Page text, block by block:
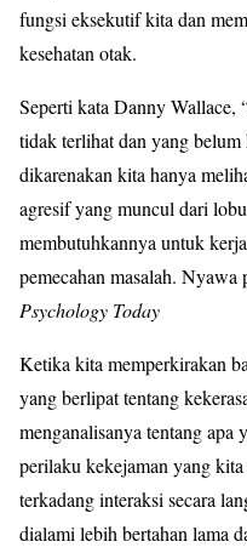
fungsi eksekutif kita dan
kesehatan otak.
Seperti kata Danny Wallace,
tidak terlihat dan yang belum
dikarenakan kita hanya
agresif yang muncul dari
membutuhkannya untuk
pemecahan masalah.
Psychology Today
Ketika kita memperkirakan
yang berlipat tentang
menganalisanya tentang apa
perilaku kekejaman yang
terkadang interaksi secara
dialami lebih bertahan lama